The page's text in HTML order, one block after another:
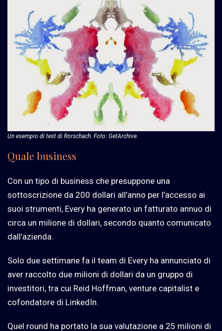
Un esempio di test di Rorschach. Foto: GetArchive.
Quale business
Con un tipo di business che presuppone una
sottoscrizione da 200 dollari all’anno per l’accesso ai
suoi strumenti, Every ha generato un fatturato annuo di
circa un milione di dollari, secondo quanto comunicato
dall’azienda.
Solo due settimane fa il team di Every ha annunciato di
aver raccolto due milioni di dollari da un gruppo di
investitori, tra cui Reid Hoffman, venture capitalist e
cofondatore di LinkedIn.
Quel round ha portato la sua valutazione a 25 milioni di